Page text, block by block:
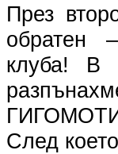
През
обратен
клуба! В
След